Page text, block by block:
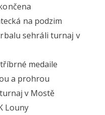
na podzim
sehráli turnaj v
medaile
a prohrou
v Mostě
Louny